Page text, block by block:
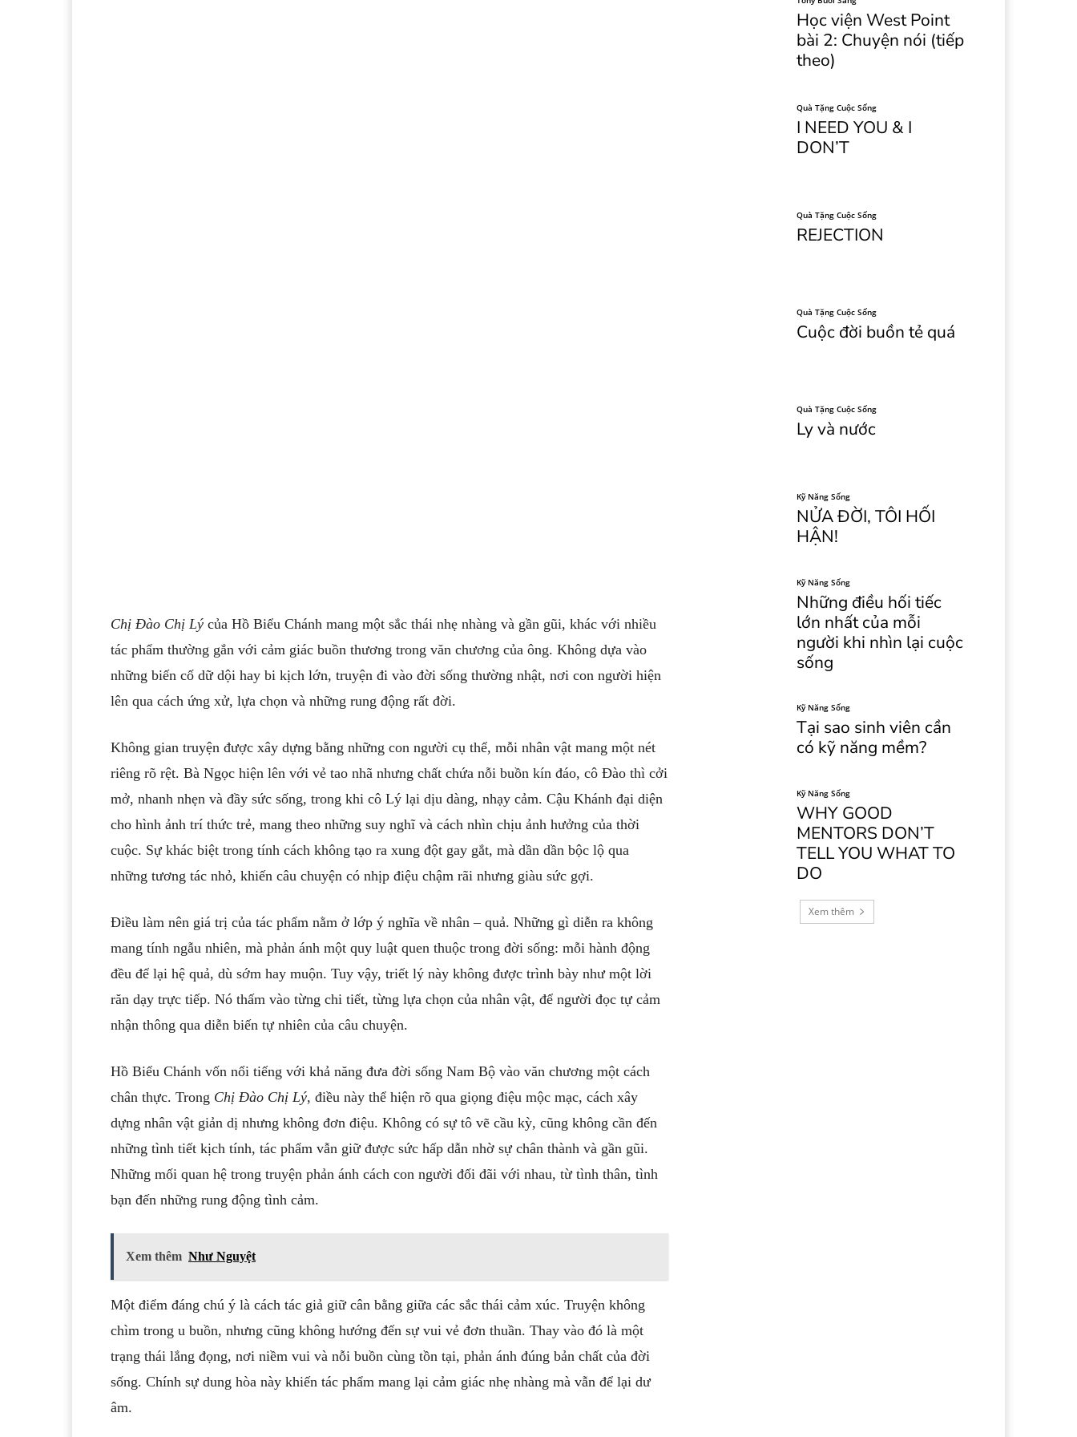
Chị Đào Chị Lý của Hồ Biểu Chánh mang một sắc thái nhẹ nhàng và gần gũi, khác với nhiều
tác phẩm thường gắn với cảm giác buồn thương trong văn chương của ông. Không dựa vào
những biến cố dữ dội hay bi kịch lớn, truyện đi vào đời sống thường nhật, nơi con người hiện
lên qua cách ứng xử, lựa chọn và những rung động rất đời.
Không gian truyện được xây dựng bằng những con người cụ thể, mỗi nhân vật mang một nét
riêng rõ rệt. Bà Ngọc hiện lên với vẻ tao nhã nhưng chất chứa nỗi buồn kín đáo, cô Đào thì cởi
mở, nhanh nhẹn và đầy sức sống, trong khi cô Lý lại dịu dàng, nhạy cảm. Cậu Khánh đại diện
cho hình ảnh trí thức trẻ, mang theo những suy nghĩ và cách nhìn chịu ảnh hưởng của thời
cuộc. Sự khác biệt trong tính cách không tạo ra xung đột gay gắt, mà dần dần bộc lộ qua
những tương tác nhỏ, khiến câu chuyện có nhịp điệu chậm rãi nhưng giàu sức gợi.
Điều làm nên giá trị của tác phẩm nằm ở lớp ý nghĩa về nhân – quả. Những gì diễn ra không
mang tính ngẫu nhiên, mà phản ánh một quy luật quen thuộc trong đời sống: mỗi hành động
đều để lại hệ quả, dù sớm hay muộn. Tuy vậy, triết lý này không được trình bày như một lời
răn dạy trực tiếp. Nó thấm vào từng chi tiết, từng lựa chọn của nhân vật, để người đọc tự cảm
nhận thông qua diễn biến tự nhiên của câu chuyện.
Hồ Biểu Chánh vốn nổi tiếng với khả năng đưa đời sống Nam Bộ vào văn chương một cách
chân thực. Trong Chị Đào Chị Lý, điều này thể hiện rõ qua giọng điệu mộc mạc, cách xây
dựng nhân vật giản dị nhưng không đơn điệu. Không có sự tô vẽ cầu kỳ, cũng không cần đến
những tình tiết kịch tính, tác phẩm vẫn giữ được sức hấp dẫn nhờ sự chân thành và gần gũi.
Những mối quan hệ trong truyện phản ánh cách con người đối đãi với nhau, từ tình thân, tình
bạn đến những rung động tình cảm.
Xem thêm Như Nguyệt
Một điểm đáng chú ý là cách tác giả giữ cân bằng giữa các sắc thái cảm xúc. Truyện không
chìm trong u buồn, nhưng cũng không hướng đến sự vui vẻ đơn thuần. Thay vào đó là một
trạng thái lắng đọng, nơi niềm vui và nỗi buồn cùng tồn tại, phản ánh đúng bản chất của đời
sống. Chính sự dung hòa này khiến tác phẩm mang lại cảm giác nhẹ nhàng mà vẫn để lại dư
âm.
Học viện West Point
bài 2: Chuyện nói (tiếp
theo)
Quà Tặng Cuộc Sống
I NEED YOU & I
DON’T
Quà Tặng Cuộc Sống
REJECTION
Quà Tặng Cuộc Sống
Cuộc đời buồn tẻ quá
Quà Tặng Cuộc Sống
Ly và nước
Kỹ Năng Sống
NỬA ĐỜI, TÔI HỐI
HẬN!
Kỹ Năng Sống
Những điều hối tiếc
lớn nhất của mỗi
người khi nhìn lại cuộc
sống
Kỹ Năng Sống
Tại sao sinh viên cần
có kỹ năng mềm?
Kỹ Năng Sống
WHY GOOD
MENTORS DON’T
TELL YOU WHAT TO
DO
Xem thêm